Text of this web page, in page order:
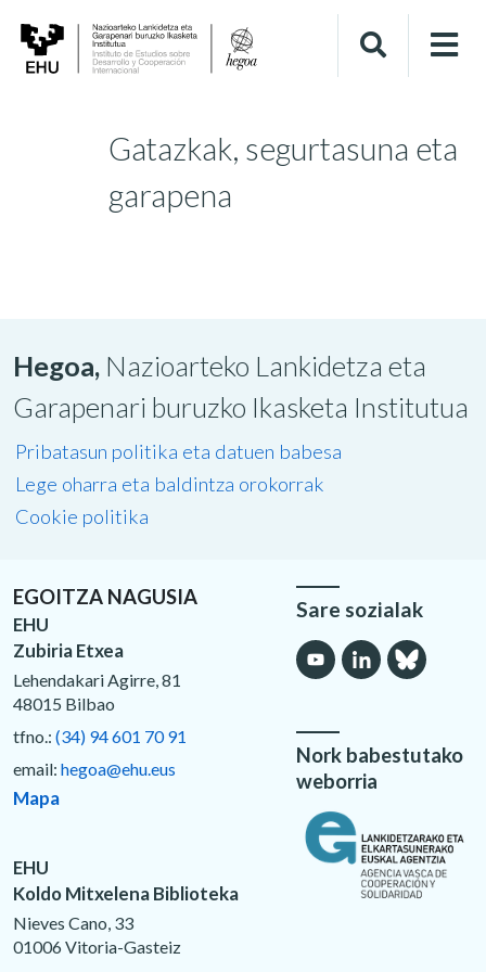
Gatazkak, segurtasuna eta
garapena
Hegoa, Nazioarteko Lankidetza eta
Garapenari buruzko Ikasketa Institutua
Pribatasun politika eta datuen babesa
Lege oharra eta baldintza orokorrak
Cookie politika
EGOITZA NAGUSIA
EHU
Zubiria Etxea
Lehendakari Agirre, 81
48015 Bilbao
tfno.: (34) 94 601 70 91
email: hegoa@ehu.eus
Mapa
EHU
Koldo Mitxelena Biblioteka
Nieves Cano, 33
01006 Vitoria-Gasteiz
Sare sozialak
Nork babestutako
weborria